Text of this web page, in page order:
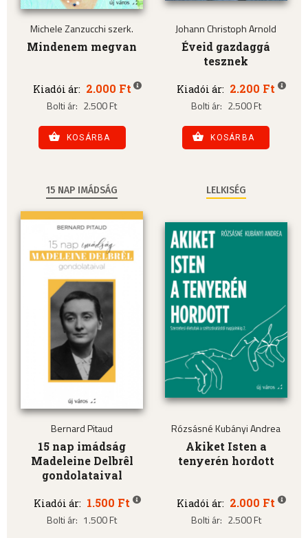
Michele Zanzucchi szerk.
Mindenem megvan
Kiadói ár: 2.000 Ft
Bolti ár: 2.500 Ft
KOSÁRBA
Johann Christoph Arnold
Éveid gazdaggá
tesznek
Kiadói ár: 2.200 Ft
Bolti ár: 2.500 Ft
KOSÁRBA
15 NAP IMÁDSÁG
Bernard Pitaud
15 nap imádság
Madeleine Delbrêl
gondolataival
Kiadói ár: 1.500 Ft
Bolti ár: 1.500 Ft
LELKISÉG
Rózsásné Kubányi Andrea
Akiket Isten a
tenyerén hordott
Kiadói ár: 2.000 Ft
Bolti ár: 2.500 Ft